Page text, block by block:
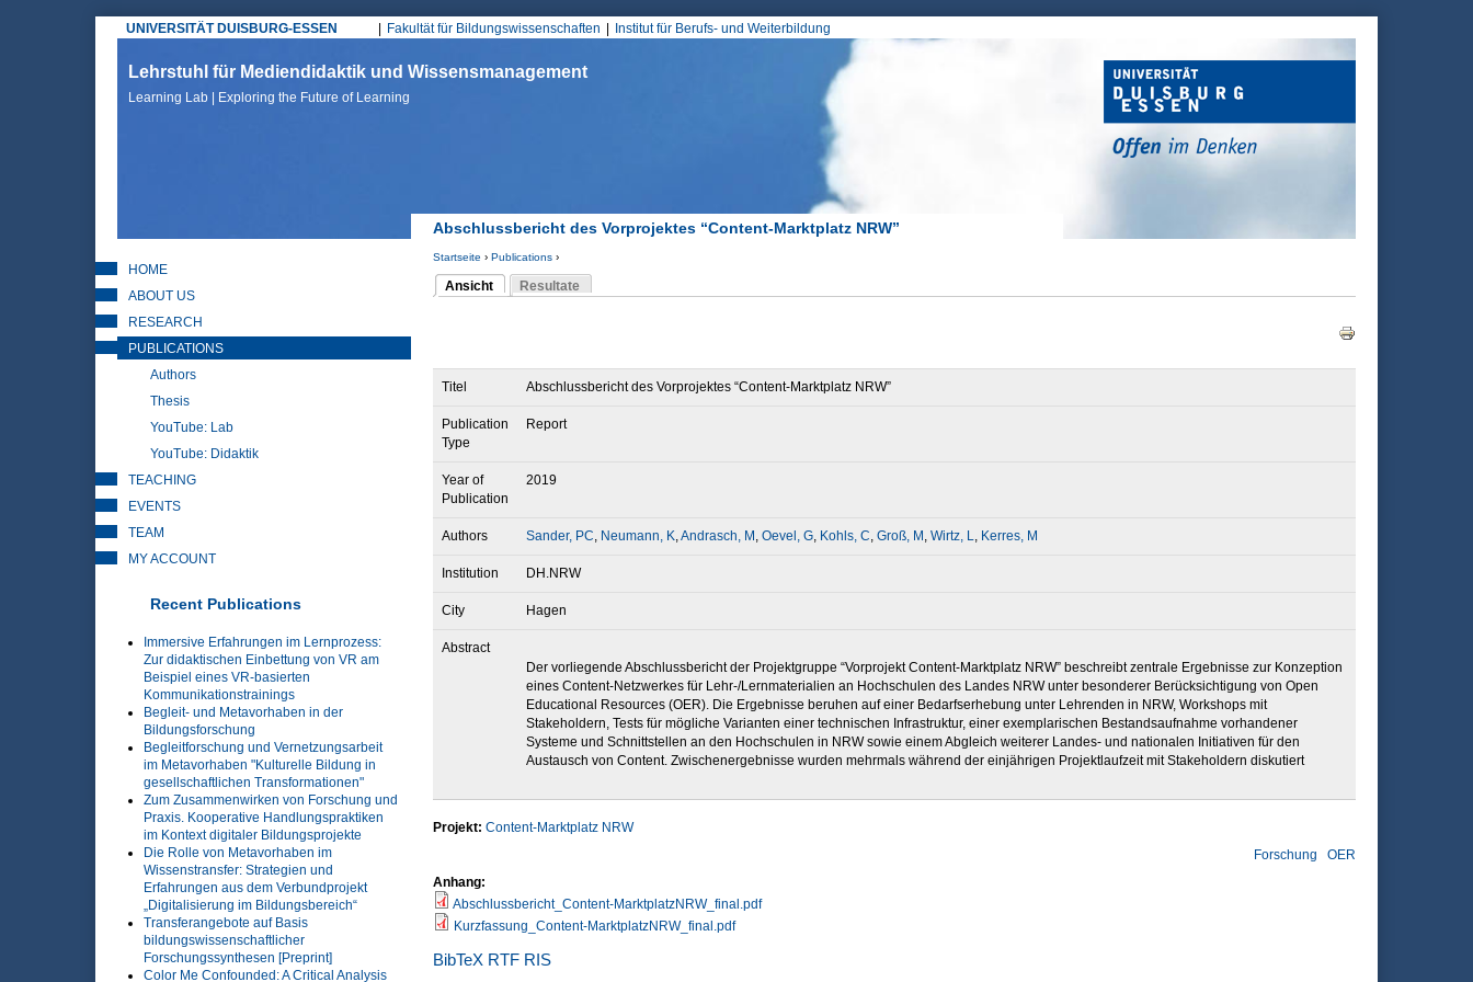
UNIVERSITÄT DUISBURG-ESSEN
Hauptmenü
Fakultät für Bildungswissenschaften Institut für Berufs- und Weiterbildung
Lehrstuhl für Mediendidaktik und Wissensmanagement
Learning Lab | Exploring the Future of Learning
Abschlussbericht des Vorprojektes “Content-Marktplatz NRW”
Sie sind hier
Startseite › Publications›
Ansicht
(aktiver Reiter)
Resultate
Titel Abschlussbericht des Vorprojektes “Content-Marktplatz NRW”
Publication
Type
Report
Year of
Publication
2019
Authors Sander, PC, Neumann, K,Andrasch, M , Oevel, G, Kohls, C, Groß, M , Wirtz, L, Kerres, M
Institution DH.NRW
City Hagen
Abstract
Der vorliegende Abschlussbericht der Projektgruppe “Vorprojekt Content-Marktplatz NRW” beschreibt zentrale Ergebnisse zur Konzeption
eines Content-Netzwerkes für Lehr-/Lernmaterialien an Hochschulen des Landes NRW unter besonderer Berücksichtigung von Open
Educational Resources (OER). Die Ergebnisse beruhen auf einer Bedarfserhebung unter Lehrenden in NRW, Workshops mit
Stakeholdern, Tests für mögliche Varianten einer technischen Infrastruktur, einer exemplarischen Bestandsaufnahme vorhandener
Systeme und Schnittstellen an den Hochschulen in NRW sowie einem Abgleich weiterer Landes- und nationalen Initiativen für den
Austausch von Content. Zwischenergebnisse wurden mehrmals während der einjährigen Projektlaufzeit mit Stakeholdern diskutiert
Projekt: Content-Marktplatz NRW
OER
Forschung
Anhang:
Abschlussbericht_Content-MarktplatzNRW_final.pdf
Kurzfassung_Content-MarktplatzNRW_final.pdf
BibTeX RTF RIS
HOME
ABOUT US
RESEARCH
PUBLICATIONS
Authors
Thesis
YouTube: Lab
YouTube: Didaktik
TEACHING
EVENTS
TEAM
MY ACCOUNT
Recent Publications
Immersive Erfahrungen im Lernprozess:
Zur didaktischen Einbettung von VR am
Beispiel eines VR-basierten
Kommunikationstrainings
Begleit- und Metavorhaben in der
Bildungsforschung
Begleitforschung und Vernetzungsarbeit
im Metavorhaben "Kulturelle Bildung in
gesellschaftlichen Transformationen"
Zum Zusammenwirken von Forschung und
Praxis. Kooperative Handlungspraktiken
im Kontext digitaler Bildungsprojekte
Die Rolle von Metavorhaben im
Wissenstransfer: Strategien und
Erfahrungen aus dem Verbundprojekt
„Digitalisierung im Bildungsbereich“
Transferangebote auf Basis
bildungswissenschaftlicher
Forschungssynthesen [Preprint]
Color Me Confounded: A Critical Analysis